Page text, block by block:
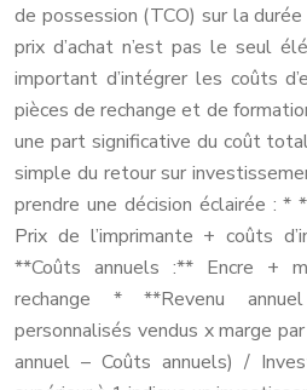
de possession (TCO) sur la
prix d’achat n’est pas le seul
important d’intégrer les coûts
pièces de rechange et de
une part significative du coût
simple du retour sur
prendre une décision éclairée :
Prix de l’imprimante + coûts
**Coûts annuels :** Encre +
rechange * **Revenu
personnalisés vendus x marge
annuel – Coûts annuels) /